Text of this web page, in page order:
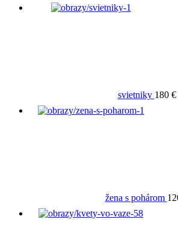
svietniky 180 €
žena s pohárom